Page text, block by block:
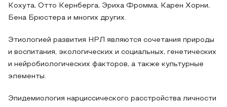
Кохута, Отто Кернберга, Эриха Фромма, Карен Хорни,
Бена Брюстера и многих других.
Этиологией развития НРЛ являются сочетания природы
и воспитания, экологических и социальных, генетических
и нейробиологических факторов, а также культурные
элементы.
Эпидемиология нарциссического расстройства личности